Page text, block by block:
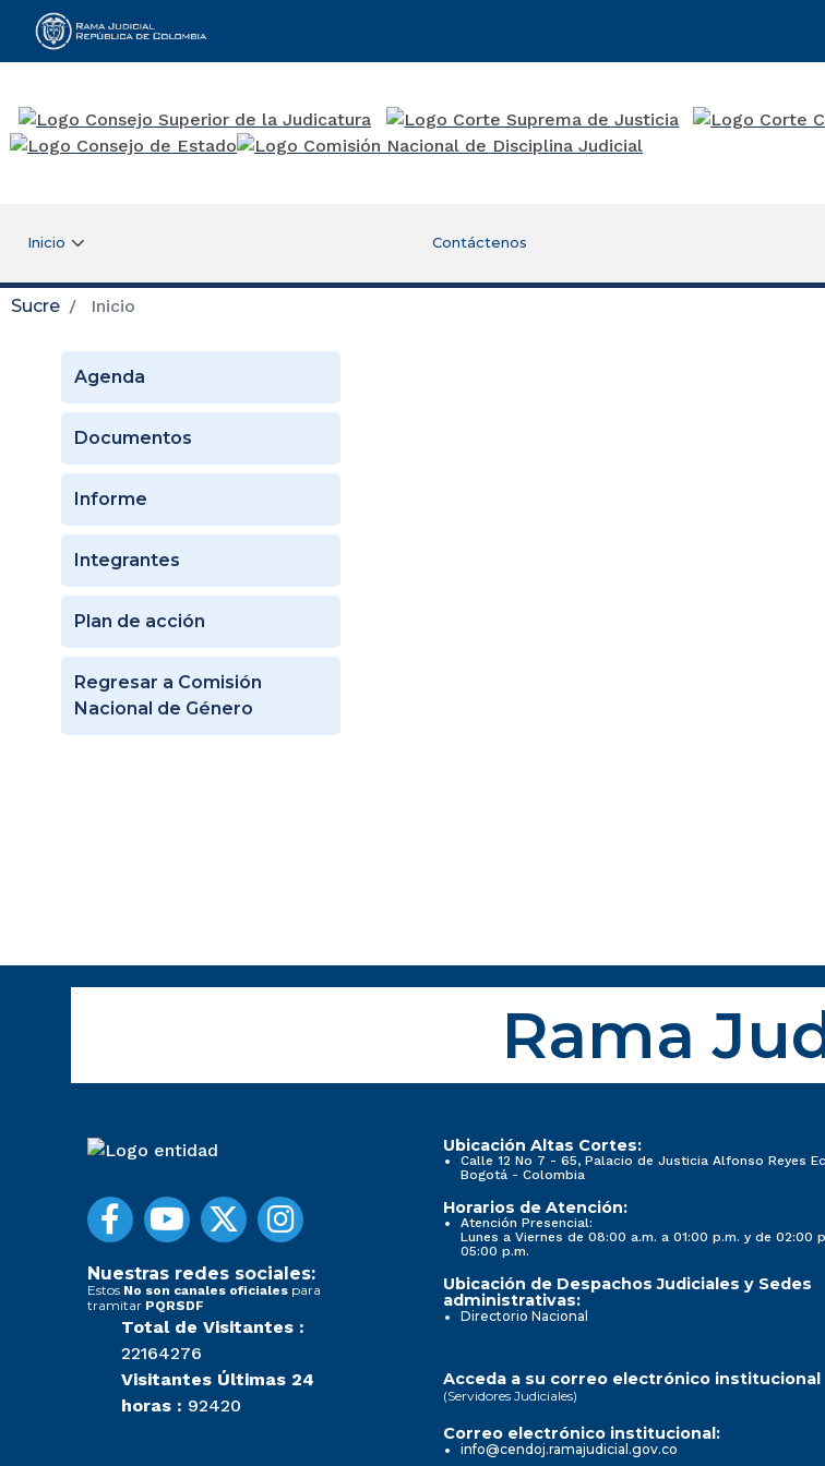
Rama Judicial
Inicio Contáctenos
Sucre Inicio
Agenda
Documentos
Informe
Integrantes
Plan de acción
Regresar a Comisión
Nacional de Género
Rama
Nuestras redes sociales:
Estos No son canales oficiales para
tramitar PQRSDF
Total de Visitantes :
22164276
Visitantes Últimas 24
horas : 92420
Ubicación Altas Cortes:
Calle 12 No 7 - 65, Palacio de Justicia Alfonso Reyes
Bogotá - Colombia
Horarios de Atención:
Atención Presencial:
Lunes a Viernes de 08:00 a.m. a 01:00 p.m. y de 02:00
05:00 p.m.
Ubicación de Despachos Judiciales y Sedes
administrativas:
Directorio Nacional
Acceda a su correo electrónico institucional
(Servidores Judiciales)
Correo electrónico institucional:
info@cendoj.ramajudicial.gov.co